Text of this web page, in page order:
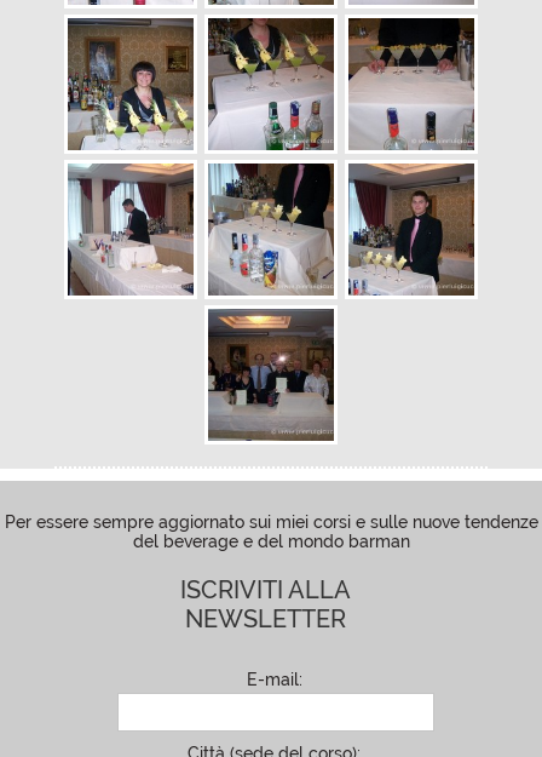
Per essere sempre aggiornato sui miei corsi e sulle nuove tendenze
del beverage e del mondo barman
ISCRIVITI ALLA
NEWSLETTER
E-mail:
Città (sede del corso):